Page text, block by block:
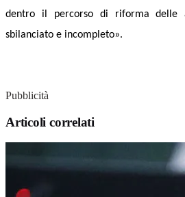
dentro il percorso di riforma delle
sbilanciato e incompleto».
Pubblicità
Articoli correlati